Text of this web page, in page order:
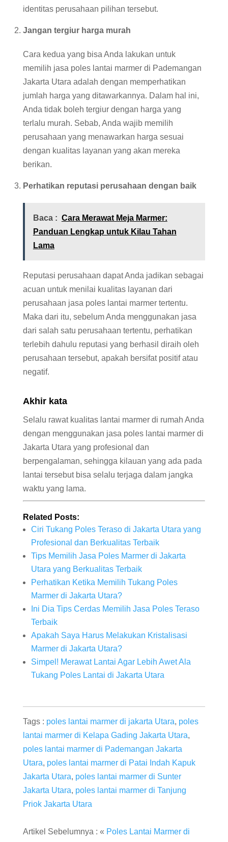
identitas perusahaan pilihan tersebut.
Jangan tergiur harga murah
Cara kedua yang bisa Anda lakukan untuk
memilih jasa poles lantai marmer di Pademangan
Jakarta Utara adalah dengan memperhatikan
jumlah harga yang ditawarkannya. Dalam hal ini,
Anda tidak boleh tergiur dengan harga yang
terlalu murah. Sebab, Anda wajib memilih
perusahaan yang menawarkan harga sesuai
dengan kualitas layanan yang akan mereka
berikan.
Perhatikan reputasi perusahaan dengan baik
Baca : Cara Merawat Meja Marmer:
Panduan Lengkap untuk Kilau Tahan
Lama
Reputasi perusahaan dapat Anda jadikan sebagai
acuan untuk menilai kualitas layanan dari
perusahaan jasa poles lantai marmer tertentu.
Maka dari itu, sebelum Anda menggunakan jasa
dari salah satu perusahaan tertentu, perhatikan
terlebih dahulu reputasi yang berhasil diraih oleh
perusahaan tersebut, apakah bersifat positif atau
negatif.
Akhir kata
Selalu rawat kualitas lantai marmer di rumah Anda
dengan menggunakan jasa poles lantai marmer di
Jakarta Utara yang profesional dan
berpengalaman, sehingga kilauan yang ada pada
lantai tersebut bisa selalu terjaga dalam jangka
waktu yang lama.
Related Posts:
Ciri Tukang Poles Teraso di Jakarta Utara yang
Profesional dan Berkualitas Terbaik
Tips Memilih Jasa Poles Marmer di Jakarta
Utara yang Berkualitas Terbaik
Perhatikan Ketika Memilih Tukang Poles
Marmer di Jakarta Utara?
Ini Dia Tips Cerdas Memilih Jasa Poles Teraso
Terbaik
Apakah Saya Harus Melakukan Kristalisasi
Marmer di Jakarta Utara?
Simpel! Merawat Lantai Agar Lebih Awet Ala
Tukang Poles Lantai di Jakarta Utara
Tags : poles lantai marmer di jakarta Utara, poles
lantai marmer di Kelapa Gading Jakarta Utara,
poles lantai marmer di Pademangan Jakarta
Utara, poles lantai marmer di Patai Indah Kapuk
Jakarta Utara, poles lantai marmer di Sunter
Jakarta Utara, poles lantai marmer di Tanjung
Priok Jakarta Utara
Artikel Sebelumnya : « Poles Lantai Marmer di